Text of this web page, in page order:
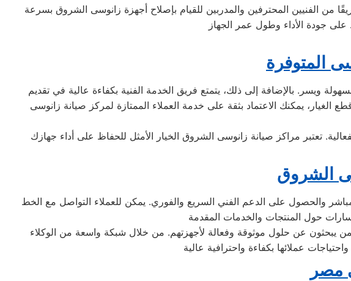
من الفنيين المحترفين والمدربين للقيام بإصلاح أجهزة زانوسى الشروق بسرعة
المتوفرة
ويسر. بالإضافة إلى ذلك، يتمتع فريق الخدمة الفنية بكفاءة عالية في تقديم
يمكنك الاعتماد بثقة على خدمة العملاء الممتازة لمركز صيانة زانوسى
تعتبر مراكز صيانة زانوسى الشروق الخيار الأمثل للحفاظ على أداء جهازك
الشروق
على مدار الساعة، توفر شركة زانوسى الشروق الخط الساخن 01154008110 للتواصل المباشر والحصول على الدعم الفني السريع والفوري. يمكن للعملاء التواصل مع الخط
يبحثون عن حلول موثوقة وفعالة لأجهزتهم. من خلال شبكة واسعة من الوكلاء
مصر